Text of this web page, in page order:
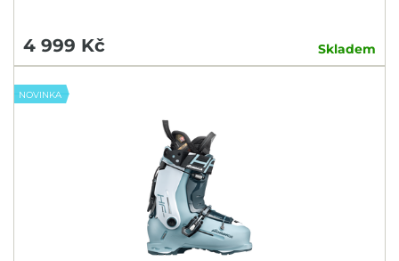
4 999 Kč Skladem
NOVINKA